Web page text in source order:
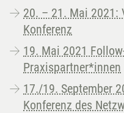
20. – 21. Mai 2021:
Konferenz
19. Mai 2021
Praxispartner*innen
17./19. September
Konferenz des